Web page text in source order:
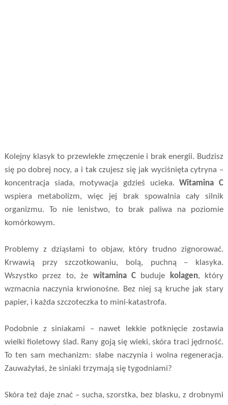
Kolejny klasyk to przewlekłe zmęczenie i brak energii. Budzisz
się po dobrej nocy, a i tak czujesz się jak wyciśnięta cytryna –
koncentracja siada, motywacja gdzieś ucieka.Witamina C
wspiera metabolizm, więc jej brak spowalnia cały silnik
organizmu. To nie lenistwo, to brak paliwa na poziomie
komórkowym.
Problemy z dziąsłami to objaw, który trudno zignorować.
Krwawią przy szczotkowaniu, bolą, puchną – klasyka.
Wszystko przez to, że witamina Cbuduje kolagen, który
wzmacnia naczynia krwionośne. Bez niej są kruche jak stary
papier, i każda szczoteczka to mini-katastrofa.
Podobnie z siniakami – nawet lekkie potknięcie zostawia
wielki fioletowy ślad. Rany goją się wieki, skóra traci jędrność.
To ten sam mechanizm: słabe naczynia i wolna regeneracja.
Zauważyłaś, że siniaki trzymają się tygodniami?
Skóra też daje znać – sucha, szorstka, bez blasku, z drobnymi